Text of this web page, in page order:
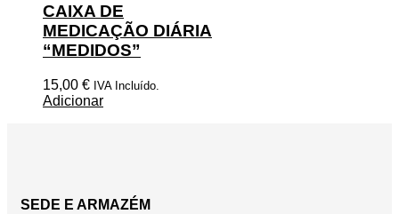
CAIXA DE
MEDICAÇÃO DIÁRIA
“MEDIDOS”
15,00 € IVA Incluído.
Adicionar
SEDE E ARMAZÉM